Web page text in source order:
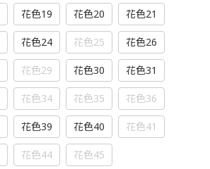
花色19 花色20 花色21
花色24 花色25 花色26
花色29 花色30 花色31
花色34 花色35 花色36
花色39 花色40 花色41
花色44 花色45